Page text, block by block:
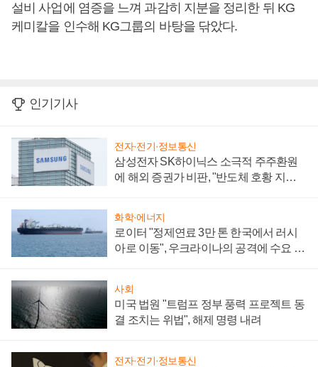
설비 사업에 염증을 느껴 과감히 지분을 정리한 뒤 KG
케미칼을 인수해 KG그룹의 바탕을 닦았다.
인기기사
전자·전기·정보통신
삼성전자 SK하이닉스 소극적 주주환원
에 해외 증권가 비판, "반도체 호황 지속
화학·에너지
로이터 "정제연료 3만 톤 한국에서 러시
아로 이동", 우크라이나의 공격에 수요 늘
사회
미국 법원 "트럼프 정부 풍력 프로젝트 동
결 조치는 위법", 해제 명령 내려
전자·전기·정보통신